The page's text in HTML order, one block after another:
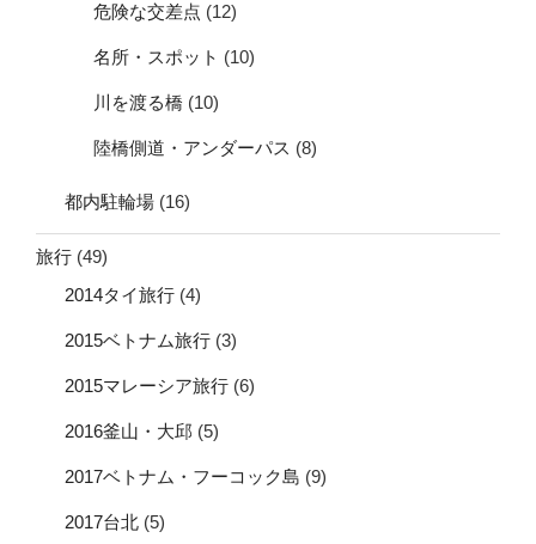
危険な交差点 (12)
名所・スポット (10)
川を渡る橋 (10)
陸橋側道・アンダーパス (8)
都内駐輪場 (16)
旅行 (49)
2014タイ旅行 (4)
2015ベトナム旅行 (3)
2015マレーシア旅行 (6)
2016釜山・大邱 (5)
2017ベトナム・フーコック島 (9)
2017台北 (5)